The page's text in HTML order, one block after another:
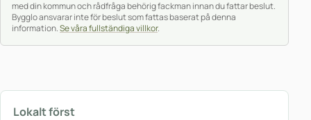
med din kommun och rådfråga behörig fackman innan du fattar beslut.
Bygglo ansvarar inte för beslut som fattas baserat på denna
information.Se våra fullständiga villkor.
Lokalt först